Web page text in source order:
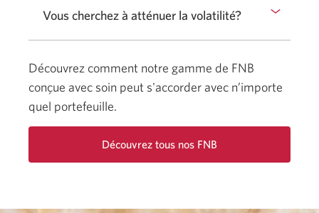
Vous cherchez à atténuer la volatilité?
Découvrez comment notre gamme de FNB
conçue avec soin peut s'accorder avec n’importe
quel portefeuille.
Découvrez tous nos FNB